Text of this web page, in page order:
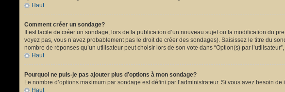
Haut
Comment créer un sondage?
Il est facile de créer un sondage, lors de la publication d’un nouveau sujet ou la modification du
voyez pas, vous n’avez probablement pas le droit de créer des sondages). Saisissez le titre du
nombre de réponses qu’un utilisateur peut choisir lors de son vote dans “Option(s) par
Haut
Pourquoi ne puis-je pas ajouter plus d’options à mon sondage?
Le nombre d’options maximum par sondage est défini par l’administrateur. Si vous avez besoin
Haut